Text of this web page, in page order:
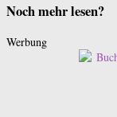
Noch mehr lesen?
Werbung